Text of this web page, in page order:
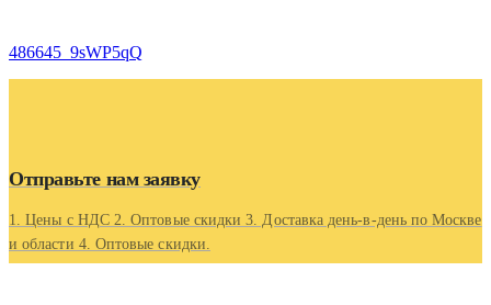
486645_9sWP5qQ
Отправьте нам заявку
1. Цены с НДС 2. Оптовые скидки 3. Доставка день-в-день по Москве
и области 4. Оптовые скидки.